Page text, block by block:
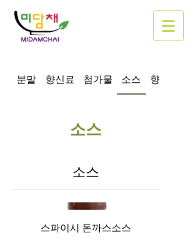
분말 향신료 첨가물 소스 향미유
소스
소스
스파이시 돈까스소스